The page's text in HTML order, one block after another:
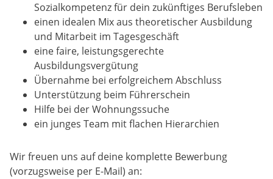
Sozialkompetenz für dein zukünftiges Berufsleben
einen idealen Mix aus theoretischer Ausbildung
und Mitarbeit im Tagesgeschäft
eine faire, leistungsgerechte
Ausbildungsvergütung
Übernahme bei erfolgreichem Abschluss
Unterstützung beim Führerschein
Hilfe bei der Wohnungssuche
ein junges Team mit flachen Hierarchien
Wir freuen uns auf deine komplette Bewerbung
(vorzugsweise per E-Mail) an: